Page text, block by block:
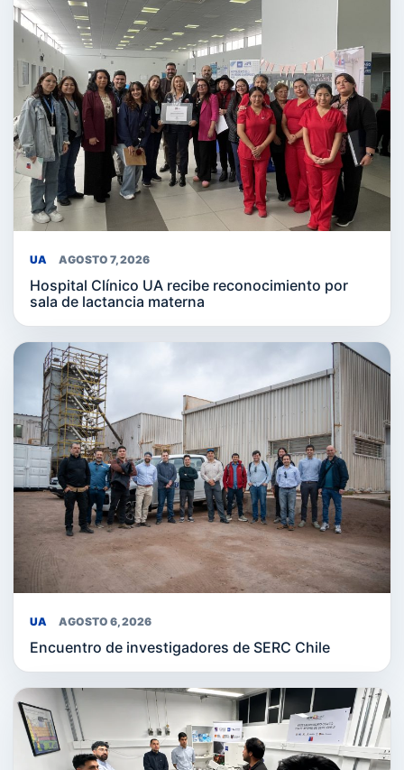
UA AGOSTO 7, 2026
Hospital Clínico UA recibe reconocimiento por
sala de lactancia materna
UA AGOSTO 6, 2026
Encuentro de investigadores de SERC Chile